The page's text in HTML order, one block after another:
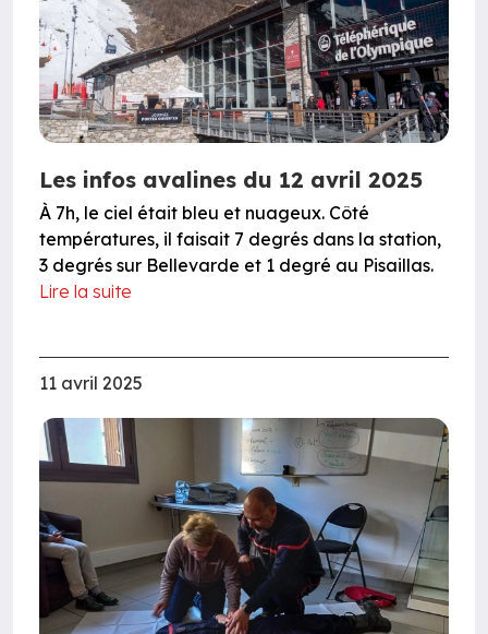
Les infos avalines du 12 avril 2025
À 7h, le ciel était bleu et nuageux. Côté
températures, il faisait 7 degrés dans la station,
3 degrés sur Bellevarde et 1 degré au Pisaillas.
Lire la suite
11 avril 2025